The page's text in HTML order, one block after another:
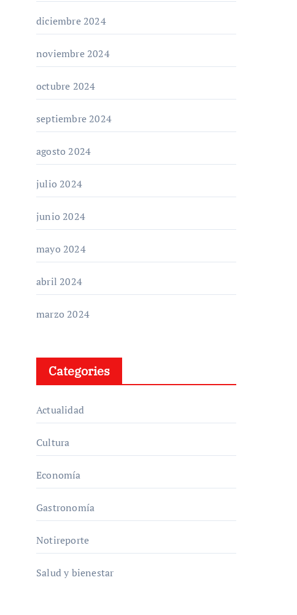
diciembre 2024
noviembre 2024
octubre 2024
septiembre 2024
agosto 2024
julio 2024
junio 2024
mayo 2024
abril 2024
marzo 2024
Categories
Actualidad
Cultura
Economía
Gastronomía
Notireporte
Salud y bienestar